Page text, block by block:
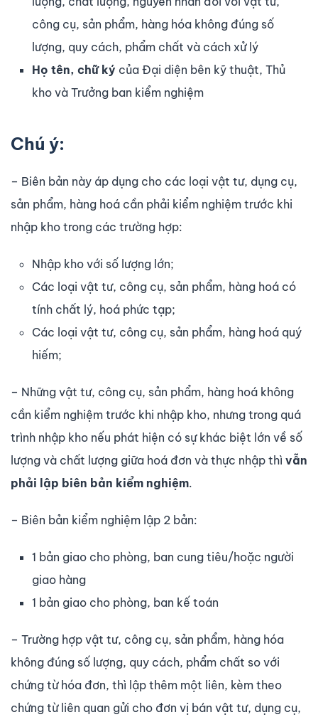
công cụ, sản phẩm, hàng hóa không đúng số
lượng, quy cách, phẩm chất và cách xử lý
Họ tên, chữ ký của Đại diện bên kỹ thuật, Thủ
kho và Trưởng ban kiểm nghiệm
Chú ý:
– Biên bản này áp dụng cho các loại vật tư, dụng cụ,
sản phẩm, hàng hoá cần phải kiểm nghiệm trước khi
nhập kho trong các trường hợp:
Nhập kho với số lượng lớn;
Các loại vật tư, công cụ, sản phẩm, hàng hoá có
tính chất lý, hoá phức tạp;
Các loại vật tư, công cụ, sản phẩm, hàng hoá quý
hiếm;
– Những vật tư, công cụ, sản phẩm, hàng hoá không
cần kiểm nghiệm trước khi nhập kho, nhưng trong quá
trình nhập kho nếu phát hiện có sự khác biệt lớn về số
lượng và chất lượng giữa hoá đơn và thực nhập thì vẫn
phải lập biên bản kiểm nghiệm.
– Biên bản kiểm nghiệm lập 2 bản:
1 bản giao cho phòng, ban cung tiêu/hoặc người
giao hàng
1 bản giao cho phòng, ban kế toán
– Trường hợp vật tư, công cụ, sản phẩm, hàng hóa
không đúng số lượng, quy cách, phẩm chất so với
chứng từ hóa đơn, thì lập thêm một liên, kèm theo
chứng từ liên quan gửi cho đơn vị bán vật tư, dụng cụ,